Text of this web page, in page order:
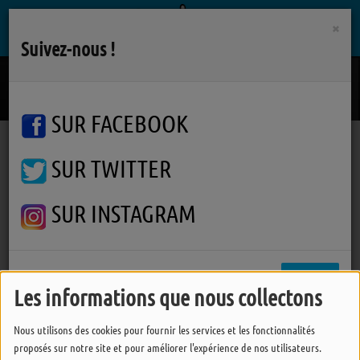
Les informations que nous collectons
Nous utilisons des cookies pour fournir les services et les fonctionnalités
proposés sur notre site et pour améliorer l'expérience de nos utilisateurs.
Podcasts J'vous Dis Pas Ile d'Yeu : Yvon Méron et son vibraphone avec Music à Yeu le 31 octobre 2025
Ile d'Yeu : Yvon Méron et son
vibraphone avec Music à Yeu
le 31 octobre 2025
×
Suivez-nous !
SUR FACEBOOK
SUR TWITTER
SUR INSTAGRAM
FERMER